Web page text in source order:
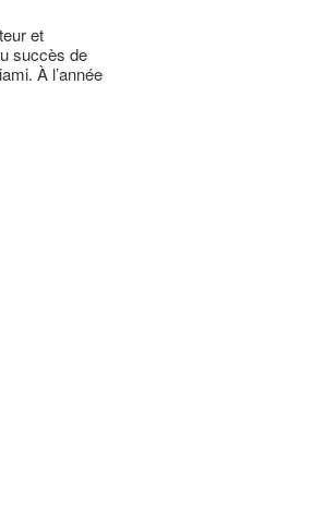
et
succès de
À l’année